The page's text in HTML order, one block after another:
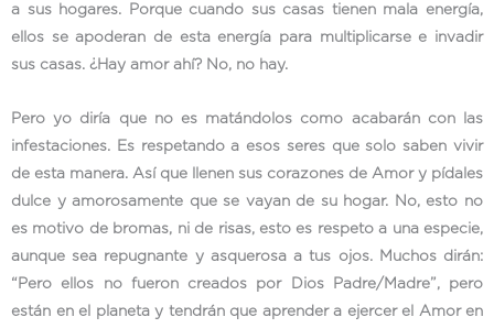
a sus hogares. Porque cuando sus casas tienen mala energía,
ellos se apoderan de esta energía para multiplicarse e invadir
sus casas. ¿Hay amor ahí? No, no hay.
Pero yo diría que no es matándolos como acabarán con las
infestaciones. Es respetando a esos seres que solo saben vivir
de esta manera. Así que llenen sus corazones de Amor y pídales
dulce y amorosamente que se vayan de su hogar. No, esto no
es motivo de bromas, ni de risas, esto es respeto a una especie,
aunque sea repugnante y asquerosa a tus ojos. Muchos dirán:
“Pero ellos no fueron creados por Dios Padre/Madre”, pero
están en el planeta y tendrán que aprender a ejercer el Amor en